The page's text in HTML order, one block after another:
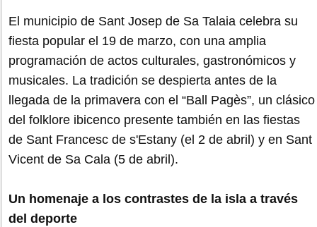
El municipio de Sant Josep de Sa Talaia celebra su
fiesta popular el 19 de marzo, con una amplia
programación de actos culturales, gastronómicos y
musicales. La tradición se despierta antes de la
llegada de la primavera con el “Ball Pagès”, un clásico
del folklore ibicenco presente también en las fiestas
de Sant Francesc de s'Estany (el 2 de abril) y en Sant
Vicent de Sa Cala (5 de abril).
Un homenaje a los contrastes de la isla a través
del deporte